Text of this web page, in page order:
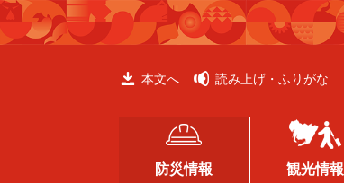
ペ
ー
メ
ニ
本文へ 読み上げ・ふりがな
防災情報 観光情報